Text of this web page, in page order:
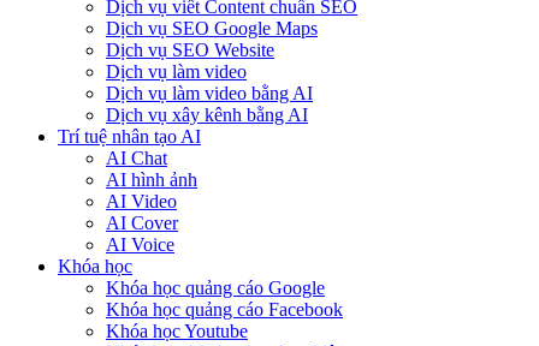
Dịch vụ viết Content chuẩn SEO
Dịch vụ SEO Google Maps
Dịch vụ SEO Website
Dịch vụ làm video
Dịch vụ làm video bằng AI
Dịch vụ xây kênh bằng AI
Trí tuệ nhân tạo AI
AI Chat
AI hình ảnh
AI Video
AI Cover
AI Voice
Khóa học
Khóa học quảng cáo Google
Khóa học quảng cáo Facebook
Khóa học Youtube